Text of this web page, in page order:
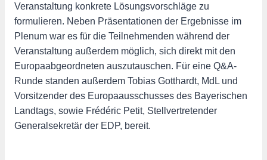
Veranstaltung konkrete Lösungsvorschläge zu
formulieren. Neben Präsentationen der Ergebnisse im
Plenum war es für die Teilnehmenden während der
Veranstaltung außerdem möglich, sich direkt mit den
Europaabgeordneten auszutauschen. Für eine Q&A-
Runde standen außerdem Tobias Gotthardt, MdL und
Vorsitzender des Europaausschusses des Bayerischen
Landtags, sowie Frédéric Petit, Stellvertretender
Generalsekretär der EDP, bereit.